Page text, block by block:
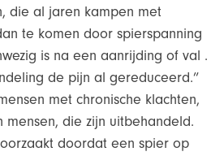
die al jaren kampen met
te komen door spierspanning
is na een aanrijding of val .
de pijn al gereduceerd.”
met chronische klachten,
mensen, die zijn uitbehandeld.
doordat een spier op